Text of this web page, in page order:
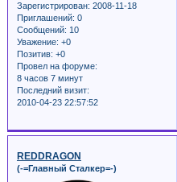
Зарегистрирован: 2008-11-18
Приглашений: 0
Сообщений: 10
Уважение: +0
Позитив: +0
Провел на форуме:
8 часов 7 минут
Последний визит:
2010-04-23 22:57:52
REDDRAGON
(-=Главный Сталкер=-)